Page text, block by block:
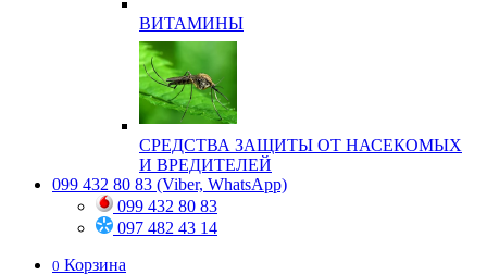
ВИТАМИНЫ
СРЕДСТВА ЗАЩИТЫ ОТ НАСЕКОМЫХ
И ВРЕДИТЕЛЕЙ
099 432 80 83 (Viber, WhatsApp)
099 432 80 83
097 482 43 14
0 Корзина